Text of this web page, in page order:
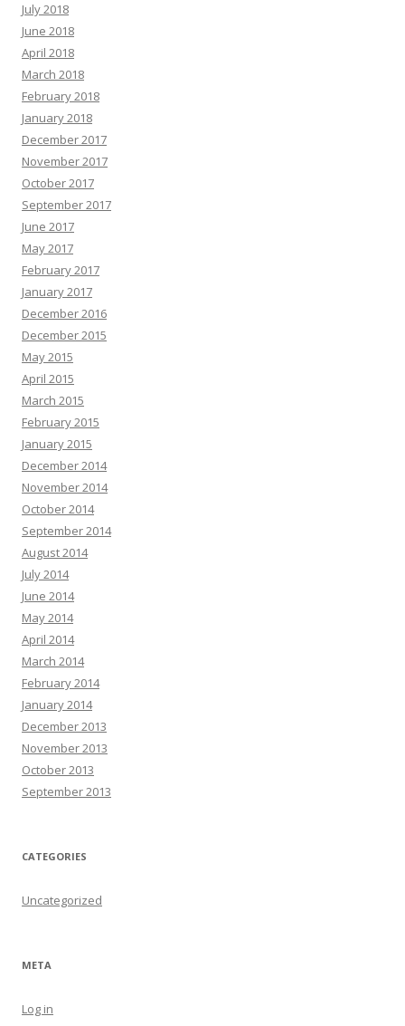
July 2018
June 2018
April 2018
March 2018
February 2018
January 2018
December 2017
November 2017
October 2017
September 2017
June 2017
May 2017
February 2017
January 2017
December 2016
December 2015
May 2015
April 2015
March 2015
February 2015
January 2015
December 2014
November 2014
October 2014
September 2014
August 2014
July 2014
June 2014
May 2014
April 2014
March 2014
February 2014
January 2014
December 2013
November 2013
October 2013
September 2013
CATEGORIES
Uncategorized
META
Log in